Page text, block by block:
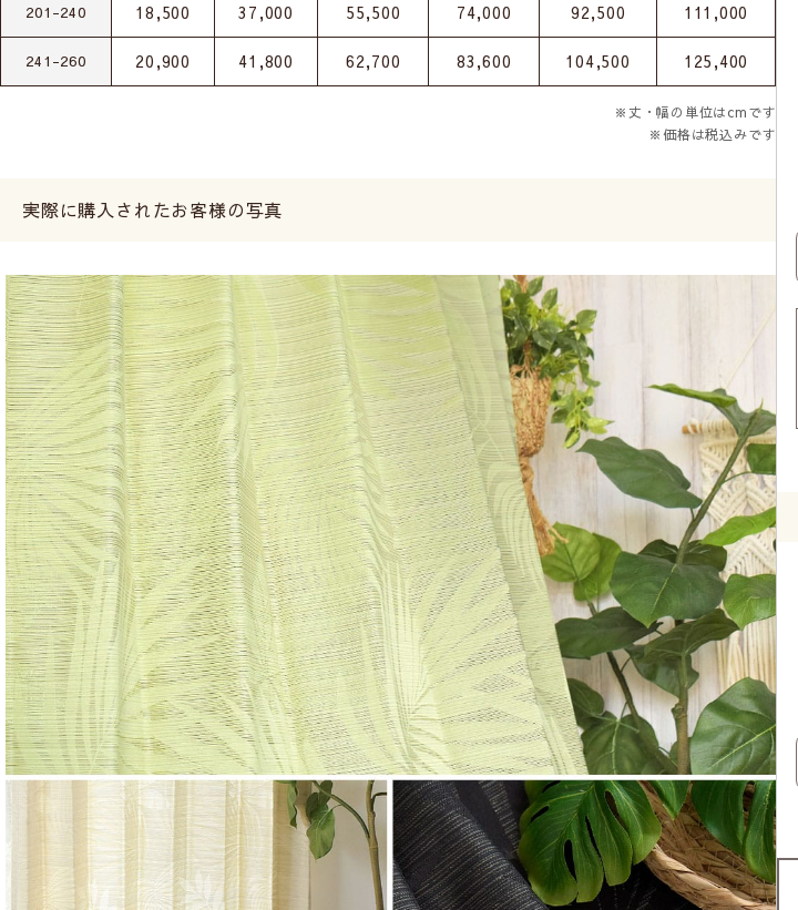
201-240 18,500 37,000 55,500 74,000 92,500 111,000
241-260 20,900 41,800 62,700 83,600 104,500 125,400
※丈・幅の単位はcmです
※価格は税込みです
実際に購入されたお客様の写真